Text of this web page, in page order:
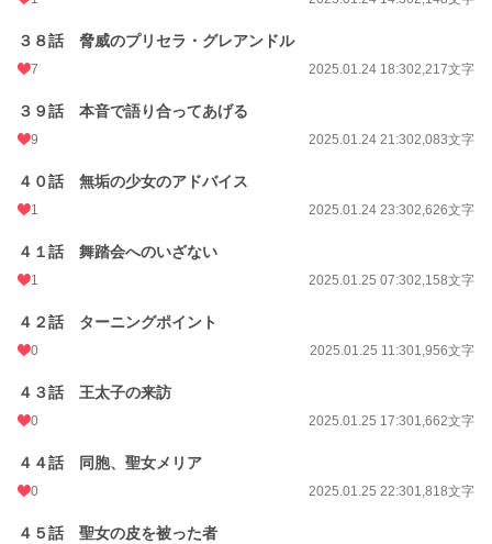
３８話 脅威のプリセラ・グレアンドル
7 2025.01.24 18:302,217文字
３９話 本音で語り合ってあげる
9 2025.01.24 21:302,083文字
４０話 無垢の少女のアドバイス
1 2025.01.24 23:302,626文字
４１話 舞踏会へのいざない
1 2025.01.25 07:302,158文字
４２話 ターニングポイント
0 2025.01.25 11:301,956文字
４３話 王太子の来訪
0 2025.01.25 17:301,662文字
４４話 同胞、聖女メリア
0 2025.01.25 22:301,818文字
４５話 聖女の皮を被った者